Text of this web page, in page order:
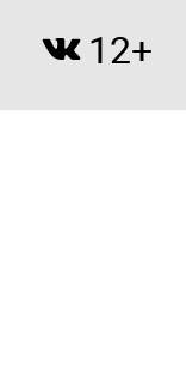
12+